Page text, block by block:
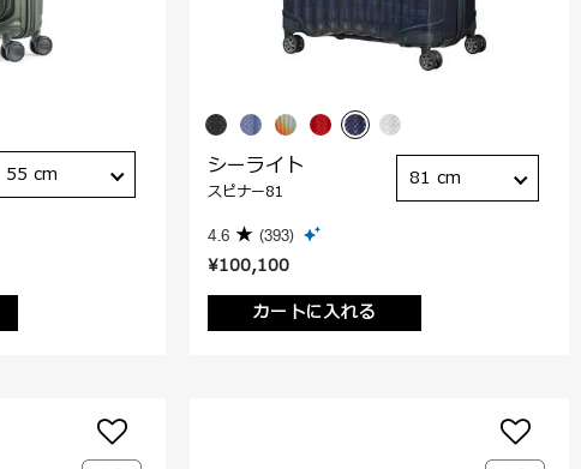
55 cm
¥100,100
カートに入れる
シーライト
スピナー81
4.6 (393)
81 cm